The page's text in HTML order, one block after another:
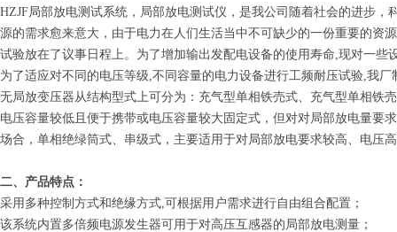
HZJF局部放电测试系统，局部放电测试仪，是我公司随着社会的进步
源的需求愈来意大，由于电力在人们生活当中不可缺少的一份重要的资
试验放在了议事日程上。为了增加输出发配电设备的使用寿命,现对一些
为了适应对不同的电压等级,不同容量的电力设备进行工频耐压试验,我
无局放变压器从结构型式上可分为：充气型单相铁売式、充气型单相铁
电压容量较低且便于携带或电压容量较大固定式，但对对局部放电量要
场合，单相绝绿筒式、串级式，主要适用于对局部放电要求较高、电压
二、产品特点：
采用多种控制方式和绝缘方式,可根据用户需求进行自由组合配置；
该系统内置多倍频电源发生器可用于对高压互感器的局部放电测量；